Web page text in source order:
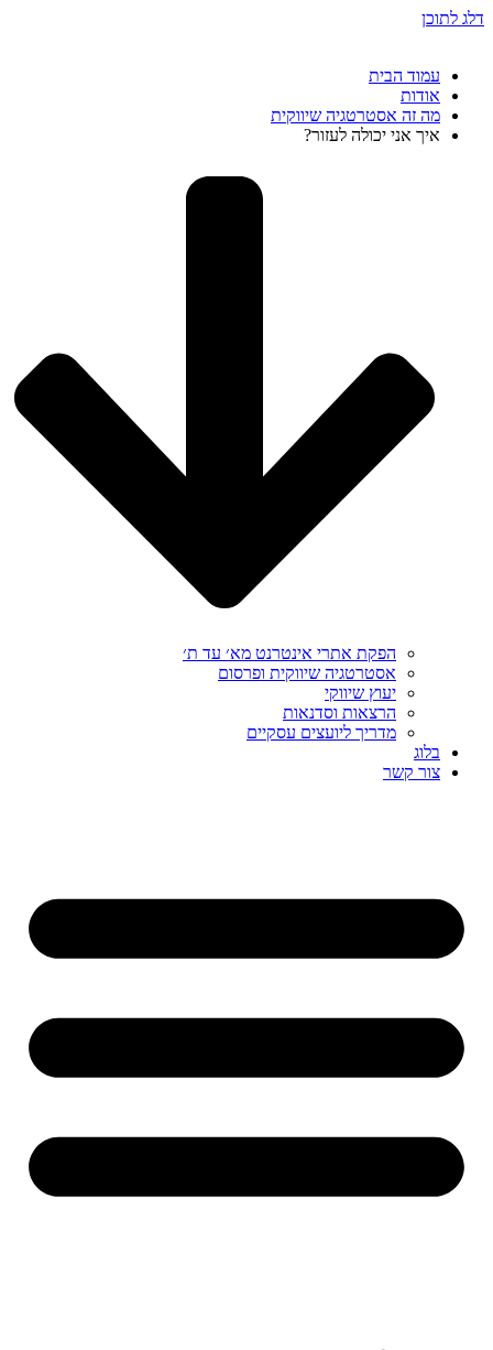
דלג לתוכן
עמוד הבית
אודות
מה זה אסטרטגיה שיווקית
איך אני יכולה לעזור?
הפקת אתרי אינטרנט מא׳ עד ת׳
אסטרטגיה שיווקית ופרסום
יעוץ שיווקי
הרצאות וסדנאות
מדריך ליועצים עסקיים
בלוג
צור קשר